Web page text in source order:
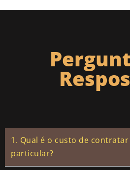
1. Qual é o custo de
particular?